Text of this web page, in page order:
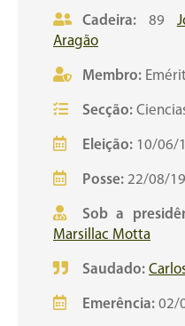
Cadeira: 89
Aragão
Membro:
Secção:
Eleição: 10/06/
Posse: 22/08/
Sob a
Marsillac Motta
Saudado:
Emerência: 02/